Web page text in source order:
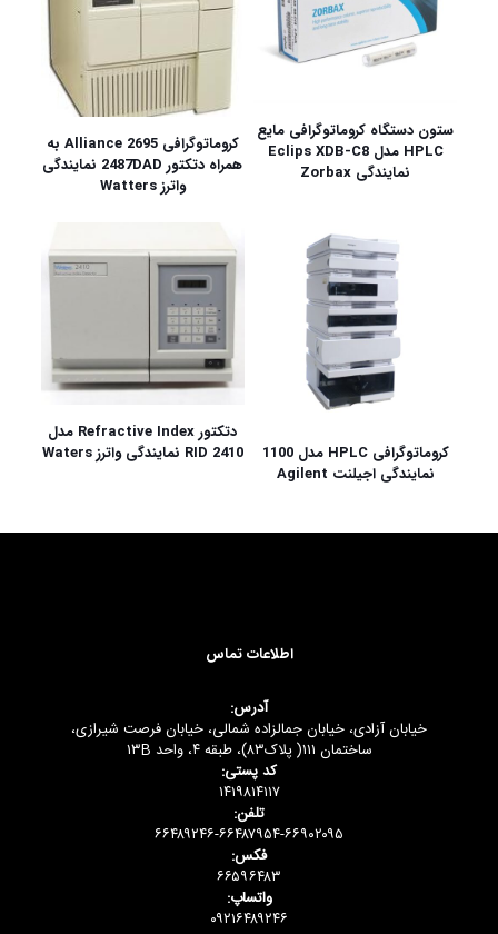
ستون دستگاه کروماتوگرافی مایع
HPLC مدل Eclips XDB-C8
نمایندگی Zorbax
کروماتوگرافی Alliance 2695 به
همراه دتکتور 2487DAD نمایندگی
واترز Watters
کروماتوگرافی HPLC مدل 1100
نمایندگی اجیلنت Agilent
دتکتور Refractive Index مدل
RID 2410 نمایندگی واترز Waters
اطلاعات تماس
آدرس:
خیابان آزادی، خیابان جمالزاده شمالی، خیابان فرصت شیرازی،
ساختمان ۱۱۱( پلاک۸۳)، طبقه ۴، واحد ۱۳B
کد پستی:
۱۴۱۹۸۱۴۱۱۷
تلفن:
۶۶۴۸۹۲۴۶-۶۶۴۸۷۹۵۴-۶۶۹۰۲۰۹۵
فکس:
۶۶۵۹۶۴۸۳
واتساپ:
۰۹۲۱۶۴۸۹۲۴۶